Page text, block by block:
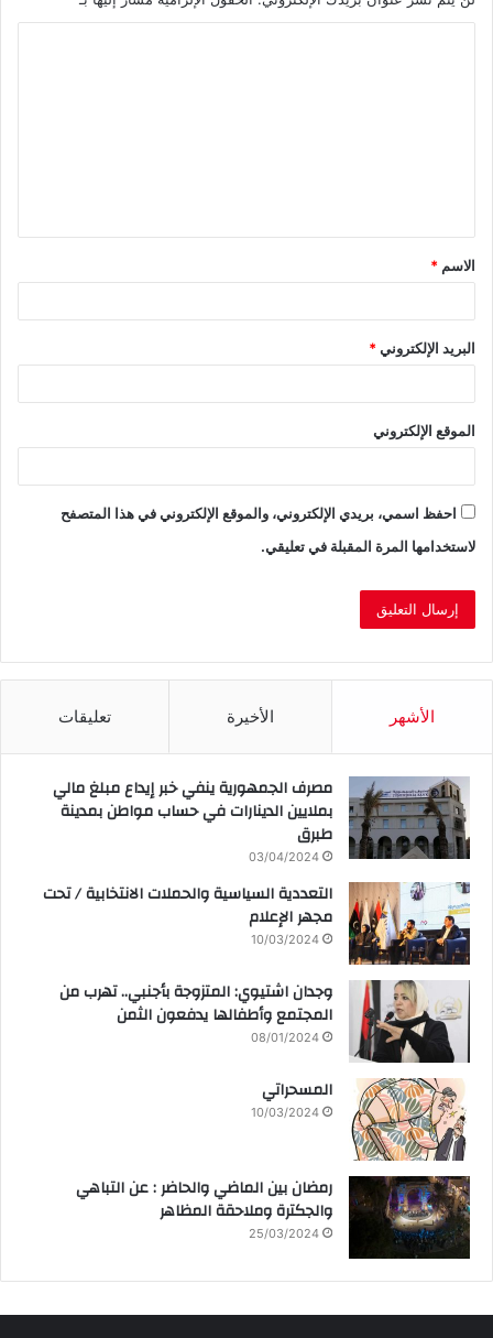
ق
*
الاسم *
البريد الإلكتروني*
الموقع الإلكتروني
احفظ اسمي، بريدي الإلكتروني، والموقع الإلكتروني في هذا المتصفح
لاستخدامها المرة المقبلة في تعليقي.
الأشهر الأخيرة تعليقات
مصرف الجمهورية ينفي خبر إيداع مبلغ مالي
بملايين الدينارات في حساب مواطن بمدينة
طبرق
03/04/2024
التعددية السياسية والحملات الانتخابية / تحت
مجهر الإعلام
10/03/2024
وجدان اشتيوي: المتزوجة بأجنبي.. تهرب من
المجتمع وأطفالها يدفعون الثمن
08/01/2024
المسحراتي
10/03/2024
رمضان بين الماضي والحاضر : عن التباهي
والجكترة وملاحقة المظاهر
25/03/2024